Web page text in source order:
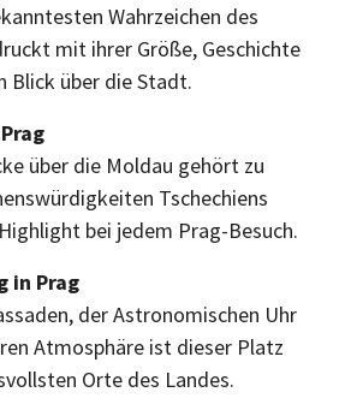
Wahrzeichen des
mit ihrer Größe, Geschichte
Blick über die Stadt.
über die Moldau gehört zu
Tschechiens
bei jedem Prag-Besuch.
in Prag
der Astronomischen Uhr
Atmosphäre ist dieser Platz
Orte des Landes.